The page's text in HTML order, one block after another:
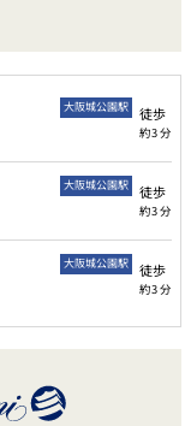
大阪城公園駅 徒歩
約3分
大阪城公園駅 徒歩
約3分
大阪城公園駅 徒歩
約3分